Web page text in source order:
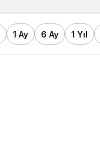
1 Ay 6 Ay 1 Yıl